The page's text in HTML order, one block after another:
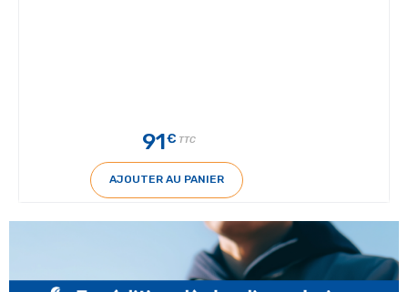
91€ TTC
AJOUTER AU PANIER